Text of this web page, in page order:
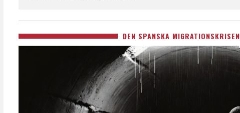
DEN SPANSKA MIGRATIONSKRISEN